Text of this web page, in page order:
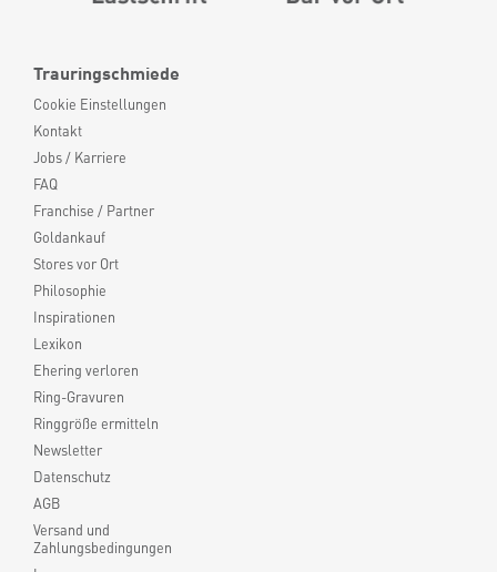
Trauringschmiede
Cookie Einstellungen
Kontakt
Jobs / Karriere
FAQ
Franchise / Partner
Goldankauf
Stores vor Ort
Philosophie
Inspirationen
Lexikon
Ehering verloren
Ring-Gravuren
Ringgröße ermitteln
Newsletter
Datenschutz
AGB
Versand und
Zahlungsbedingungen